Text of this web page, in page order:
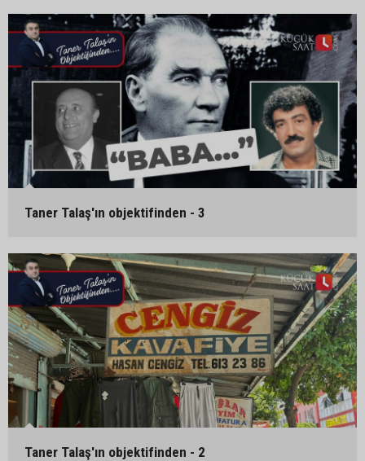
Taner Talaş'ın objektifinden - 3
Taner Talaş'ın objektifinden - 2